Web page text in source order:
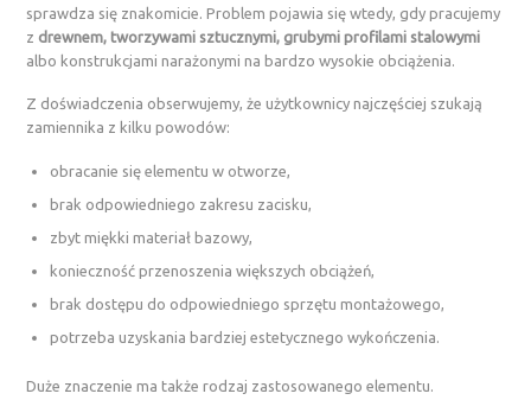
sprawdza się znakomicie. Problem pojawia się wtedy, gdy pracujemy
z drewnem, tworzywami sztucznymi, grubymi profilami stalowymi
albo konstrukcjami narażonymi na bardzo wysokie obciążenia.
Z doświadczenia obserwujemy, że użytkownicy najczęściej szukają
zamiennika z kilku powodów:
obracanie się elementu w otworze,
brak odpowiedniego zakresu zacisku,
zbyt miękki materiał bazowy,
konieczność przenoszenia większych obciążeń,
brak dostępu do odpowiedniego sprzętu montażowego,
potrzeba uzyskania bardziej estetycznego wykończenia.
Duże znaczenie ma także rodzaj zastosowanego elementu.